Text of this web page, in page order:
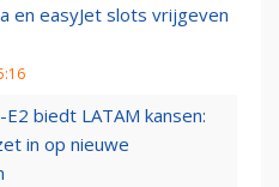
en easyJet slots vrijgeven
biedt LATAM kansen:
in op nieuwe